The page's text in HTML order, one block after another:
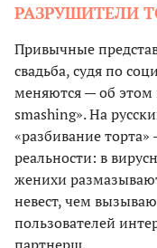
РАЗРУШИТЕЛИ
Привычные
свадьба, судя по
меняются — об этом
smashing». На
«разбивание
реальности: в
женихи
невест, чем
пользователей